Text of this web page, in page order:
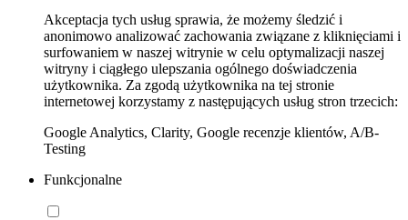
Akceptacja tych usług sprawia, że możemy śledzić i
anonimowo analizować zachowania związane z kliknięciami i
surfowaniem w naszej witrynie w celu optymalizacji naszej
witryny i ciągłego ulepszania ogólnego doświadczenia
użytkownika. Za zgodą użytkownika na tej stronie
internetowej korzystamy z następujących usług stron trzecich:
Google Analytics, Clarity, Google recenzje klientów, A/B-
Testing
Funkcjonalne